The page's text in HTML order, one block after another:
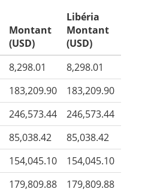
Montant
(USD)
Libéria
Montant
(USD)
8,298.01
8,298.01
183,209.90
183,209.90
246,573.44
246,573.44
85,038.42
85,038.42
154,045.10
154,045.10
179,809.88
179,809.88